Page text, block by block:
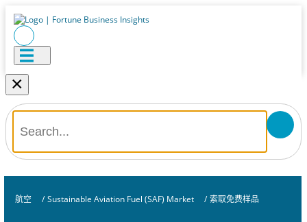
×
航空 / Sustainable Aviation Fuel (SAF) Market / 索取免费样品